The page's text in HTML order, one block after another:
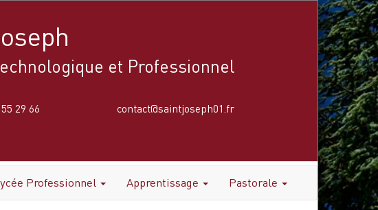
et Professionnel
29 66 contact@saintjoseph01.fr
Professionnel Apprentissage Pastorale